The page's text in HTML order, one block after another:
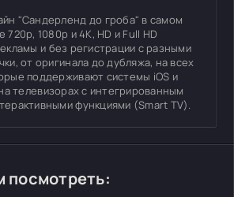
"Сандерленд до гроба" в самом
720p, 1080p и 4K, HD и Full HD
и без регистрации с разными
от оригинала до дубляжа, на всех
поддерживают системы iOS и
телевизорах с интегрированным
функциями (Smart TV).
посмотреть: